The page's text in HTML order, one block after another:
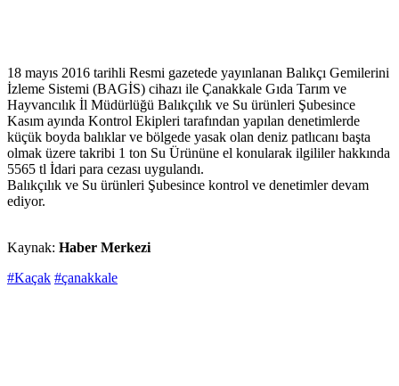
18 mayıs 2016 tarihli Resmi gazetede yayınlanan Balıkçı Gemilerini
İzleme Sistemi (BAGİS) cihazı ile Çanakkale Gıda Tarım ve
Hayvancılık İl Müdürlüğü Balıkçılık ve Su ürünleri Şubesince
Kasım ayında Kontrol Ekipleri tarafından yapılan denetimlerde
küçük boyda balıklar ve bölgede yasak olan deniz patlıcanı başta
olmak üzere takribi 1 ton Su Ürününe el konularak ilgililer hakkında
5565 tl İdari para cezası uygulandı.
Balıkçılık ve Su ürünleri Şubesince kontrol ve denetimler devam
ediyor.
Kaynak: Haber Merkezi
#Kaçak #çanakkale